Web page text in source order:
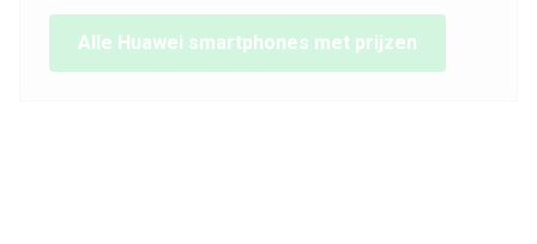
Alle Huawei smartphones met prijzen